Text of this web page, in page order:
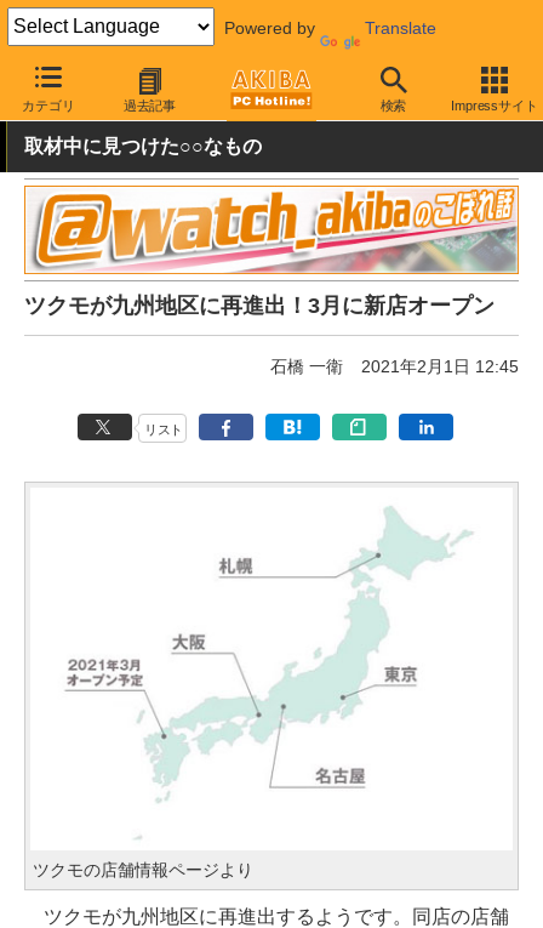
Powered by Translate
カテゴリ 過去記事 検索 Impressサイト
AKIBA PC Hotline! 秋葉原情報 スポット情報 ショップ
取材中に見つけた○○なもの
ツクモが九州地区に再進出！3月に新店オープン
石橋 一衛 2021年2月1日 12:45
リスト
ツクモの店舗情報ページより
ツクモが九州地区に再進出するようです。同店の店舗